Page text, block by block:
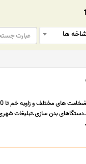
ها
بدن سازی.تبلیغات